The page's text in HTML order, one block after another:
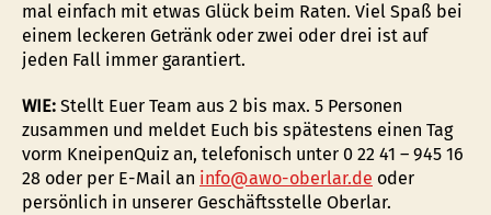
mal einfach mit etwas Glück beim Raten. Viel Spaß bei
einem leckeren Getränk oder zwei oder drei ist auf
jeden Fall immer garantiert.
WIE: Stellt Euer Team aus 2 bis max. 5 Personen
zusammen und meldet Euch bis spätestens einen Tag
vorm KneipenQuiz an, telefonisch unter 0 22 41 – 945 16
28 oder per E-Mail an info@awo-oberlar.de oder
persönlich in unserer Geschäftsstelle Oberlar.